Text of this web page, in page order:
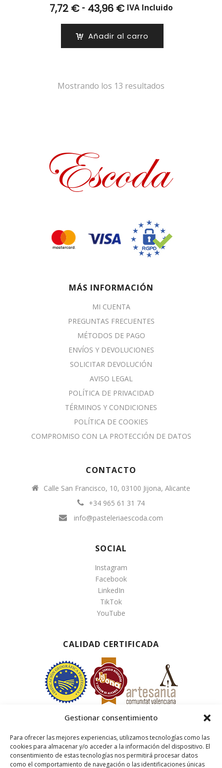
Gestionar consentimiento
Para ofrecer las mejores experiencias, utilizamos tecnologías como las
cookies para almacenar y/o acceder a la información del dispositivo. El
consentimiento de estas tecnologías nos permitirá procesar datos
como el comportamiento de navegación o las identificaciones únicas
7,72 € - 43,96 €Rango
precios:
desde
IVA Incluido
Añadir al carro
Mostrando los 13 resultados
MÁS INFORMACIÓN
MI CUENTA
PREGUNTAS FRECUENTES
MÉTODOS DE PAGO
ENVÍOS Y DEVOLUCIONES
SOLICITAR DEVOLUCIÓN
AVISO LEGAL
POLÍTICA DE PRIVACIDAD
TÉRMINOS Y CONDICIONES
POLÍTICA DE COOKIES
COMPROMISO CON LA PROTECCIÓN DE DATOS
CONTACTO
Calle San Francisco, 10, 03100 Jijona, Alicante
+34 965 61 31 74
info@pasteleriaescoda.com
SOCIAL
Instagram
Facebook
LinkedIn
TikTok
YouTube
CALIDAD CERTIFICADA